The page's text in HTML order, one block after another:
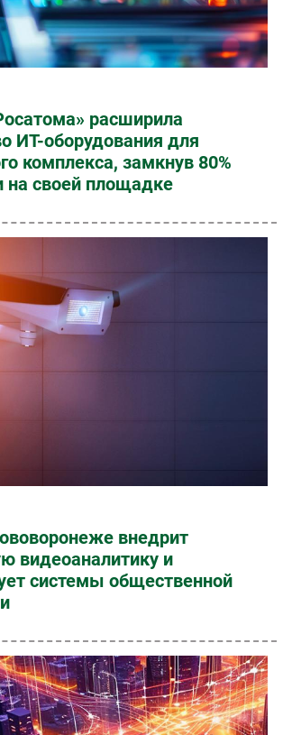
расширила
ИТ-оборудования для
комплекса, замкнув 80%
на своей площадке
внедрит
видеоаналитику и
системы общественной